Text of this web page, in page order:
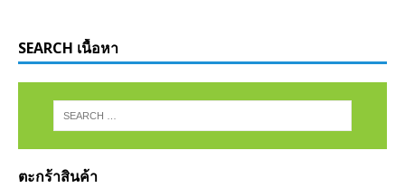
SEARCH เนื้อหา
ตะกร้าสินค้า